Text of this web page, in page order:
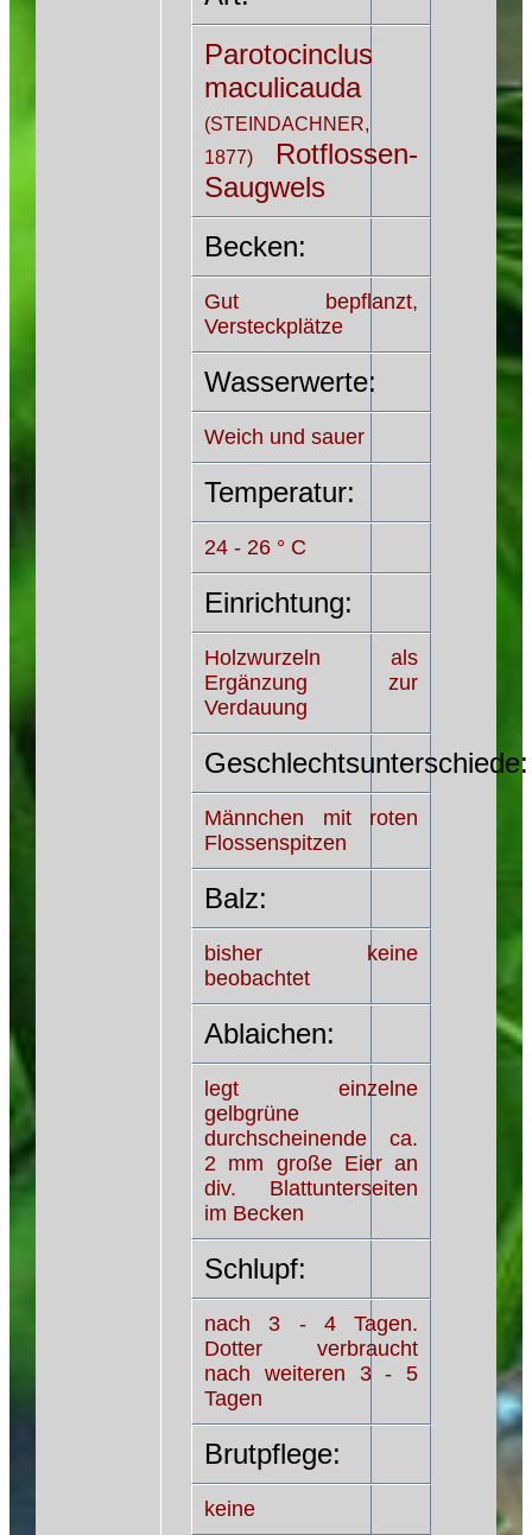
Parotocinclus
maculicauda
(STEINDACHNER,
1877)
Rotflossen-
Saugwels
Becken:
Gut bepflanzt,
Versteckplätze
Wasserwerte:
Weich und sauer
Temperatur:
24 - 26 ° C
Einrichtung:
Holzwurzeln als
Ergänzung zur
Verdauung
Geschlechtsunterschiede:
Männchen mit roten
Flossenspitzen
Balz:
bisher keine
beobachtet
Ablaichen:
legt einzelne
gelbgrüne
durchscheinende ca.
2 mm große Eier an
div. Blattunterseiten
im Becken
Schlupf:
nach 3 - 4 Tagen.
Dotter verbraucht
nach weiteren 3 - 5
Tagen
Brutpflege:
keine